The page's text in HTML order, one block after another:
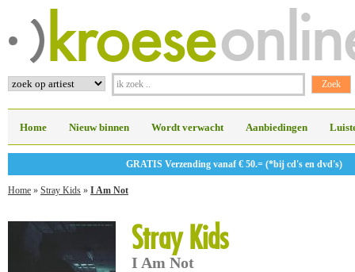
Home Nieuw binnen Wordt verwacht Aanbiedingen
GRATIS Verzending vanaf € 50.= (*bij cd's en dvd's)
Home » Stray Kids » I Am Not
Stray Kids
I Am Not